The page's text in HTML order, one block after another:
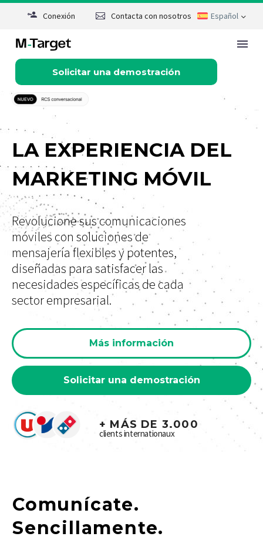
Conexión Contacta con nosotros Español
Solicitar una demostración
Solicitar una demostración
Contacto
LA EXPERIENCIA DEL
MARKETING MÓVIL
Revolucione sus comunicaciones
móviles con soluciones de
mensajería flexibles y potentes,
diseñadas para satisfacer las
necesidades específicas de cada
sector empresarial.
Más información
Solicitar una demostración
+ MÁS DE 3.000
clients internationaux
Comunícate.
Sencillamente.